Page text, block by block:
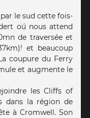
le sud cette fois-
oú nous attend
de traversée et
et beaucoup
coupure du Ferry
et augmente le
les Cliffs of
dans la région de
à Cromwell. Son